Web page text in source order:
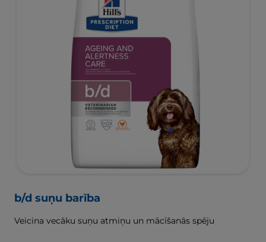
b/d suņu barība
Veicina vecāku suņu atmiņu un mācīšanās spēju